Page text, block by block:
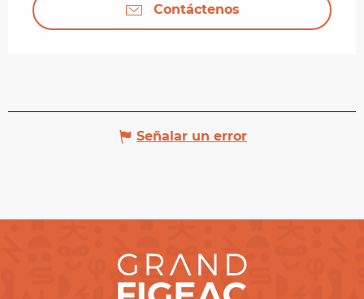
Contáctenos
Señalar un error